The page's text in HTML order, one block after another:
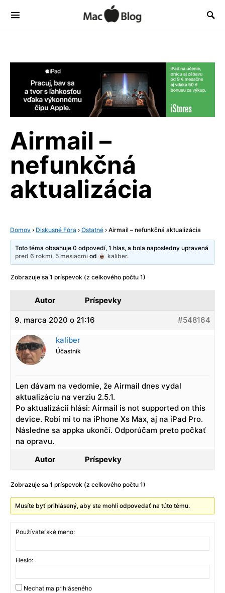
Airmail –
nefunkčná
aktualizácia
Domov › Diskusné Fóra › Ostatné › Airmail – nefunkčná aktualizácia
Toto téma obsahuje 0 odpovedí, 1 hlas, a bola naposledny upravená
pred 6 rokmi, 5 mesiacmi od kaliber.
Zobrazuje sa 1 príspevok (z celkového počtu 1)
Autor Príspevky
9. marca 2020 o 21:16 #548164
kaliber
Účastník
Len dávam na vedomie, že Airmail dnes vydal
aktualizáciu na verziu 2.5.1.
Po aktualizácii hlási: Airmail is not supported on this
device. Robí mi to na iPhone Xs Max, aj na iPad Pro.
Následne sa appka ukončí. Odporúčam preto počkať
na opravu.
Autor
Príspevky
Zobrazuje sa 1 príspevok (z celkového počtu 1)
Musíte byť prihlásený, aby ste mohli odpovedať na túto tému.
Používateľské meno:
Heslo:
Nechať ma prihláseného